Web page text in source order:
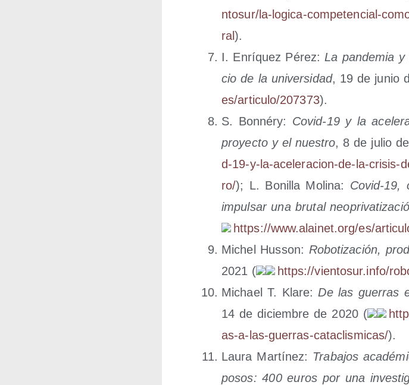
n​t​o​s​u​r​/​l​a​-​l​o​g​i​c​a​-​c​o​m​p​e​t​e​n​c​i​a​l​-​
ral).
I. Enrí­quez Pérez: La pan­de­mia
cio de la uni­ver­si­dad, 19 de junio
e​s​/​a​r​t​i​c​u​l​o​/​2​0​7​373).
S. Bon­néry: Covid-19 y la
pro­yec­to y el nues­tro, 8 de julio
d​-​1​9​-​y​-​l​a​-​a​c​e​l​e​r​a​c​i​o​n​-​d​e​-​l​a​-​c​r​i​s​i​s​-​
ro/); L. Boni­lla Moli­na: Covid-19,
impul­sar una bru­tal
https://​www​.alai​net​.org/​e​s​/​
Michel Hus­son: Robo­ti­za­ción,
2021 (
https://​vien​to​sur​.info/​
Michael T. Kla­re: De las gue­rras
14 de diciem­bre de 2020 (
a​s​-​a​-​l​a​s​-​g​u​e​r​r​a​s​-​c​a​t​a​c​l​i​s​m​i​c​as/).
Lau­ra Mar­tí­nez: Tra­ba­jos
po­sos: 400 euros por una